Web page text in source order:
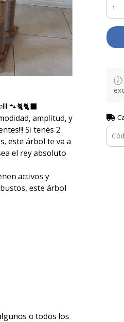
🐾🐈🐈‍⬛
amplitud, y
Si tenés 2
este árbol te va a
el rey absoluto
activos y
este árbol
o todos los